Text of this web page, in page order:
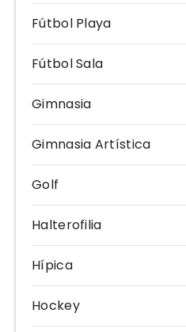
Fútbol Playa
Fútbol Sala
Gimnasia
Gimnasia Artística
Golf
Halterofilia
Hípica
Hockey